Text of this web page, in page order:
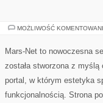
MOŻLIWOŚĆ
Mars-Net to nowoczesna
została stworzona z
portal, w którym estetyka
funkcjonalnością. Strona